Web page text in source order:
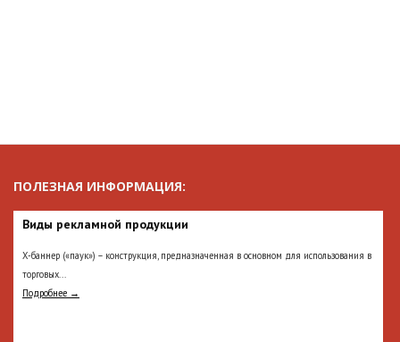
ПОЛЕЗНАЯ ИНФОРМАЦИЯ:
Виды рекламной продукции
Х-баннер («паук») – конструкция, предназначенная в основном для использования в
торговых...
Подробнее →